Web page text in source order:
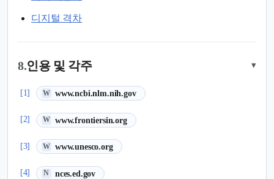
디지털 격차
8.인용 및 각주 ▾
[1] W www.ncbi.nlm.nih.gov
(새 탭에서 열림)
[2] W www.frontiersin.org
(새 탭에서 열림)
[3] W www.unesco.org
(새 탭에서 열림)
[4] N nces.ed.gov
(새 탭에서 열림)